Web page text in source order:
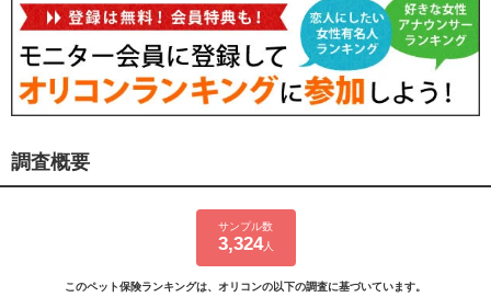
調査概要
サンプル数
3,324人
このペット保険ランキングは、オリコンの以下の調査に基づいています。